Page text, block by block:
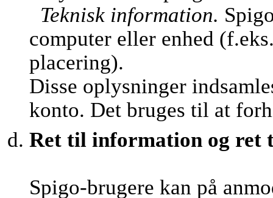
Teknisk information.
computer eller enhed
placering).
Disse oplysninger
konto. Det bruges til at
Ret til information og ret
Spigo-brugere kan på